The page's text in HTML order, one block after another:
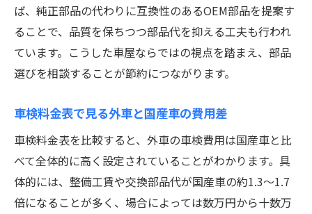
車屋目線で見る輸入車交換ポイントまとめ
車検料金表から読み解く費用差の秘密
輸入車車検料金表で見る費用差の理由
車屋が解説する外車車検料金の内訳
輸入車と国産車の料金表比較ポイント
安い車屋の輸入車車検料金表の特徴
ば、純正部品の代わりに互換性のあるOEM部品を提案す
ることで、品質を保ちつつ部品代を抑える工夫も行われ
ています。こうした車屋ならではの視点を踏まえ、部品
選びを相談することが節約につながります。
車検料金表で見る外車と国産車の費用差
車検料金表を比較すると、外車の車検費用は国産車と比
べて全体的に高く設定されていることがわかります。具
体的には、整備工賃や交換部品代が国産車の約1.3〜1.7
倍になることが多く、場合によっては数万円から十数万